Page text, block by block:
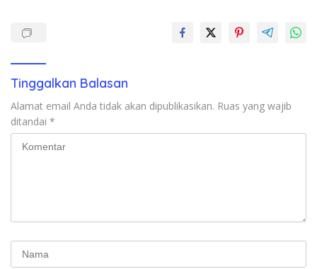
Tinggalkan Balasan
Alamat email Anda tidak akan dipublikasikan. Ruas yang wajib
ditandai *